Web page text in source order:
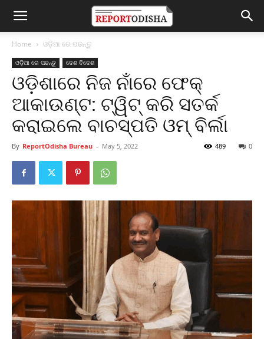
Home ଓଡ଼ିଆ ରେ ପଢନ୍ତୁ
ଓଡ଼ିଆ ରେ ପଢନ୍ତୁ ଦେଶ ବିଦେଶ
ଓଡ଼ିଶାରେ ନିଜ ନାଁରେ ଫେକ୍
ଆକାଉଣ୍ଟ: ଟ୍ୱିଟ୍ କରି ସତର୍କ
କରାଇଲେ ବାଚସ୍ପତି ଓମ୍ ବିର୍ଲା
By ReportOdisha Bureau - May 5, 2022 0
489